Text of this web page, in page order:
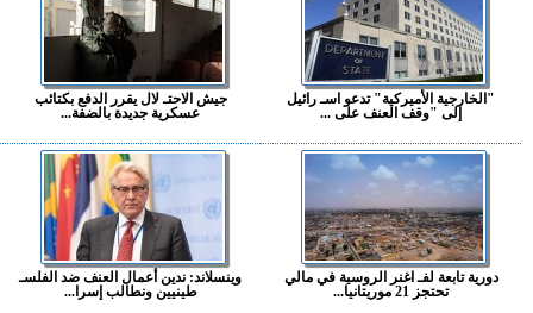
"الخارجية الأميركية" تدعو اسـ رائيل
إلى "وقف العنف على ...
جيش الاحتـ لال يقرر الدفع بكتائب
عسكرية جديدة بالضفة...
دورية تابعة لفـ اغنر الروسية في مالي
تحتجز 21 موريتانيا...
وينسلاند: ندين أعمال العنف ضد الفلسـ
طينيين ونطالب إسرا...